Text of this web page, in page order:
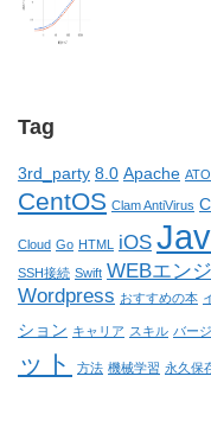
Tag
3rd_party 8.0 Apache
CentOS Clam AntiVirus
Cloud Go HTML iOS
SSH接続 Swift WEBエン
Wordpress おすすめの本
ション キャリア スキル バー
ット
方法 機械学習 永久保